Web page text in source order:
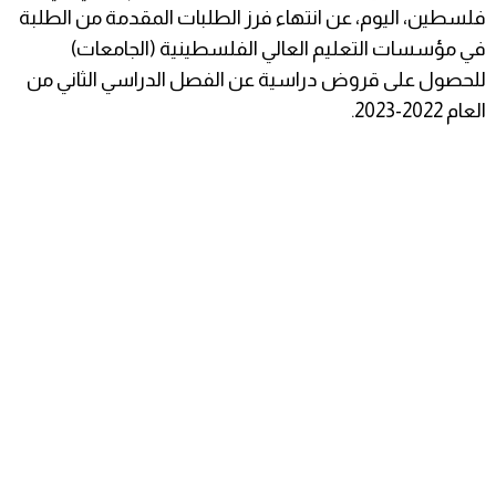
فلسطين، اليوم، عن انتهاء فرز الطلبات المقدمة من الطلبة
في مؤسسات التعليم العالي الفلسطينية (الجامعات)
للحصول على قروض دراسية عن الفصل الدراسي الثاني من
العام 2022-2023.